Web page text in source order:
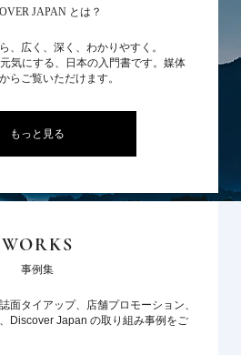
JAPAN とは？
、広く、深く、わかりやすく。
気にする、日本の入門書です。媒体
らご覧いただけます。
もっと見る
WORKS
事例集
面タイアップ、店舗プロモーション、
Discover Japan の取り組み事例をご